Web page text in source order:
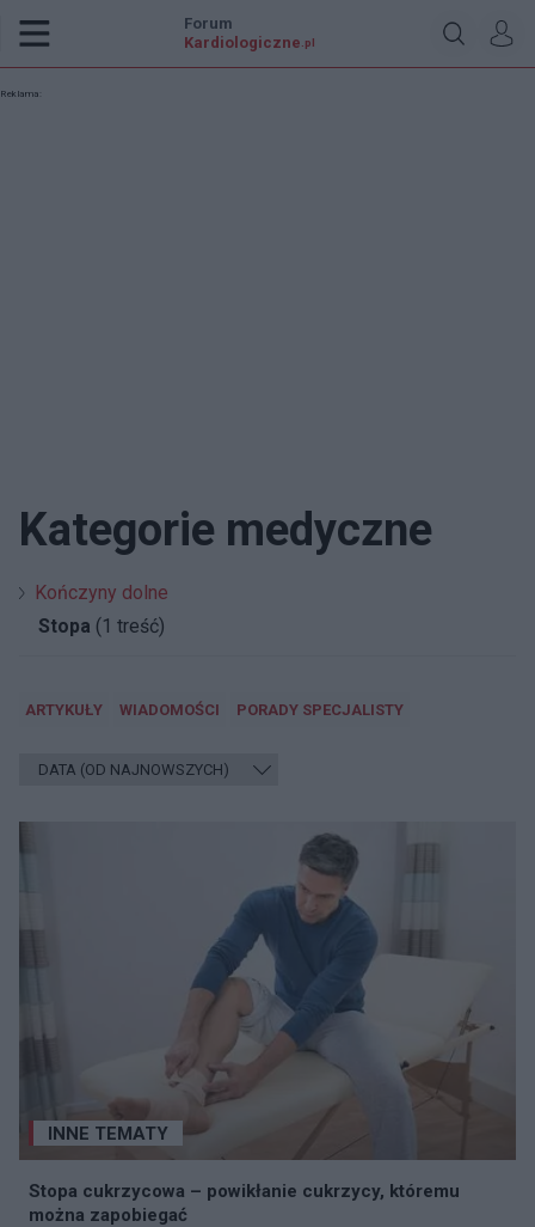
Forum
Kardiologiczne .pl
Reklama:
Kategorie medyczne
Kończyny dolne
Stopa (1 treść)
ARTYKUŁY WIADOMOŚCI PORADY SPECJALISTY
INNE TEMATY
Stopa cukrzycowa – powikłanie cukrzycy, któremu
można zapobiegać